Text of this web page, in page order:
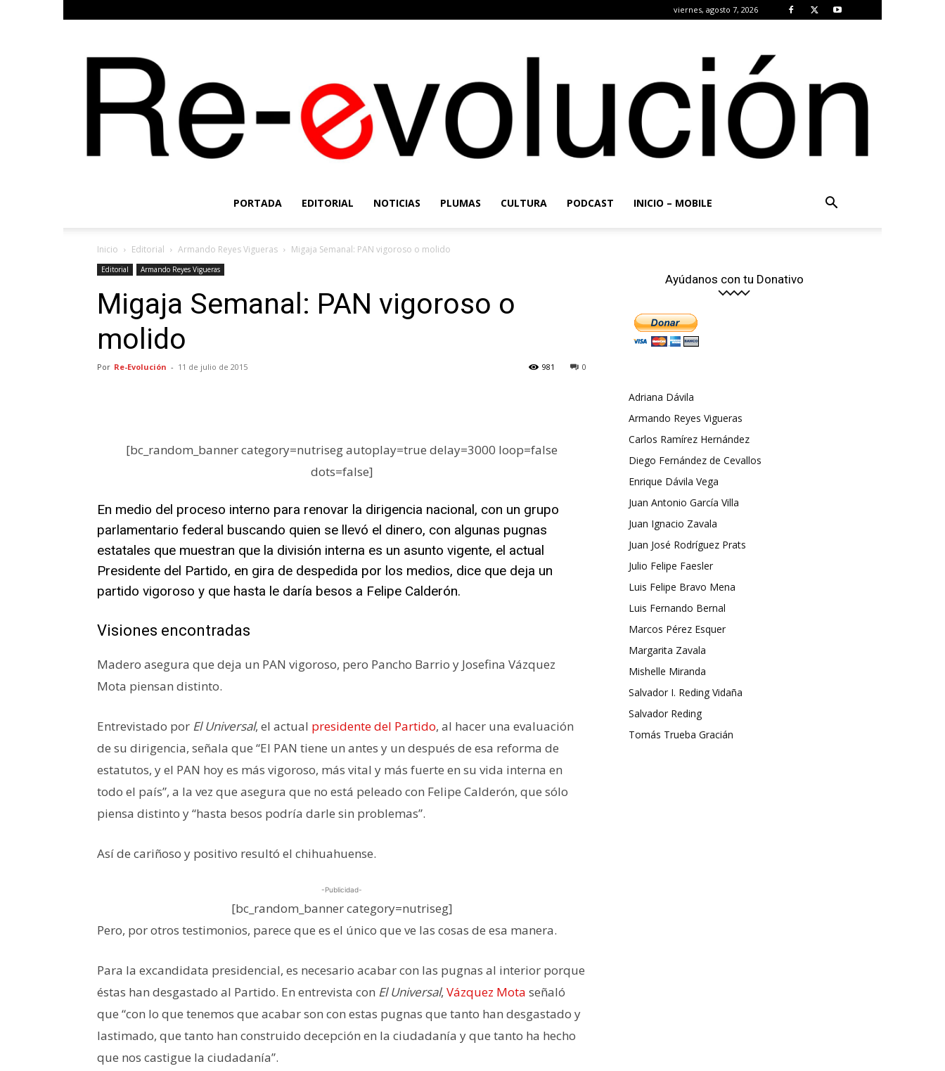
viernes, agosto 7, 2026
Evolución
PORTADA EDITORIAL NOTICIAS PLUMAS CULTURA PODCAST INICIO – MOBILE
Inicio Editorial Armando Reyes Vigueras Migaja Semanal: PAN vigoroso o molido
Editorial Armando Reyes Vigueras
Migaja Semanal: PAN vigoroso o
molido
Por Re-Evolución - 11 de julio de 2015 0
981
[bc_random_banner category=nutriseg autoplay=true delay=3000 loop=false
dots=false]
En medio del proceso interno para renovar la dirigencia nacional, con un grupo
parlamentario federal buscando quien se llevó el dinero, con algunas pugnas
estatales que muestran que la división interna es un asunto vigente, el actual
Presidente del Partido, en gira de despedida por los medios, dice que deja un
partido vigoroso y que hasta le daría besos a Felipe Calderón.
Visiones encontradas
Madero asegura que deja un PAN vigoroso, pero Pancho Barrio y Josefina Vázquez
Mota piensan distinto.
Entrevistado por El Universal, el actual presidente del Partido, al hacer una evaluación
de su dirigencia, señala que “El PAN tiene un antes y un después de esa reforma de
estatutos, y el PAN hoy es más vigoroso, más vital y más fuerte en su vida interna en
todo el país”, a la vez que asegura que no está peleado con Felipe Calderón, que sólo
piensa distinto y “hasta besos podría darle sin problemas”.
Así de cariñoso y positivo resultó el chihuahuense.
-Publicidad-
[bc_random_banner category=nutriseg]
Pero, por otros testimonios, parece que es el único que ve las cosas de esa manera.
Para la excandidata presidencial, es necesario acabar con las pugnas al interior porque
éstas han desgastado al Partido. En entrevista con El Universal, Vázquez Mota señaló
que “con lo que tenemos que acabar son con estas pugnas que tanto han desgastado y
lastimado, que tanto han construido decepción en la ciudadanía y que tanto ha hecho
que nos castigue la ciudadanía”.
Ayúdanos con tu Donativo
Adriana Dávila
Armando Reyes Vigueras
Carlos Ramírez Hernández
Diego Fernández de Cevallos
Enrique Dávila Vega
Juan Antonio García Villa
Juan Ignacio Zavala
Juan José Rodríguez Prats
Julio Felipe Faesler
Luis Felipe Bravo Mena
Luis Fernando Bernal
Marcos Pérez Esquer
Margarita Zavala
Mishelle Miranda
Salvador I. Reding Vidaña
Salvador Reding
Tomás Trueba Gracián